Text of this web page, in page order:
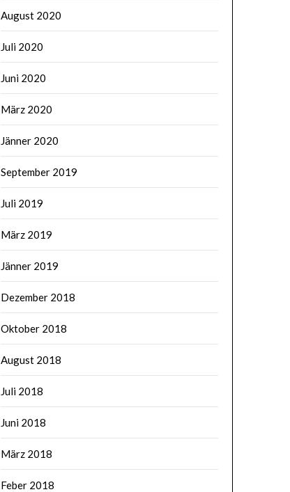
August 2020
Juli 2020
Juni 2020
März 2020
Jänner 2020
September 2019
Juli 2019
März 2019
Jänner 2019
Dezember 2018
Oktober 2018
August 2018
Juli 2018
Juni 2018
März 2018
Feber 2018